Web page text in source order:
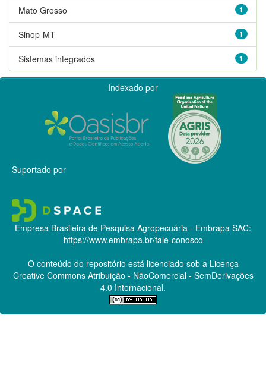
1
Mato Grosso
1
Sinop-MT
1
Sistemas integrados
Indexado por
Suportado por
Empresa Brasileira de Pesquisa Agropecuária - Embrapa SAC:
https://www.embrapa.br/fale-conosco
O conteúdo do repositório está licenciado sob a Licença
Creative CommonsAtribuição - NãoComercial - SemDerivações
4.0 Internacional.